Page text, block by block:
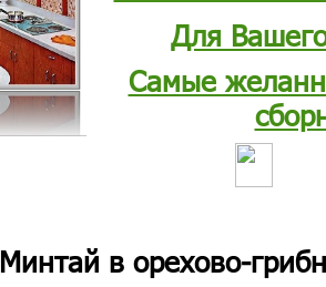
Для
Самые
Минтай в орехово-